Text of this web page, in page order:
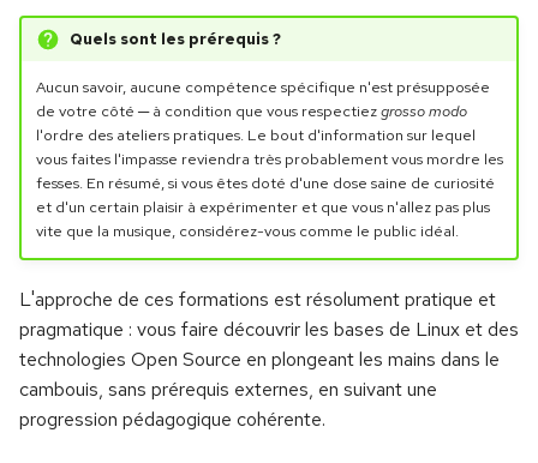
c
h
r
Slackware Linux
Red Hat, Fedora et
CentOS
Debian
Ubuntu
SUSE et OpenSUSE
Les systèmes BSD
Choisir sa distribution Linux
Visualiser : more et less
Créer : touch et mkdir
Copier, déplacer et
renommer : cp et mv
Éditer des fichiers texte :
Vi
Travailler efficacement
Le fast-forward merge
Le merge commit
Gérer les conflits
Afficher l'historique
Rectifier le tir
Supprimer des fichiers
Se connecter à un
conteneur
Gérer les logs
Utiliser les registres
Construire une image
Compiler CMatrix
Conteneuriser CMatrix
CMatrix multiplateforme
Mon premier playbook
Un serveur web simple
Les handlers
Les variables
Facts et variables
implicites
Cibles hétérogènes
Quels sont les prérequis ?
Aucun savoir, aucune compétence spécifique n'est présupposée
de votre côté ─ à condition que vous respectiezgrosso modo
l'ordre des ateliers pratiques. Le bout d'information sur lequel
vous faites l'impasse reviendra très probablement vous mordre les
fesses. En résumé, si vous êtes doté d'une dose saine de curiosité
et d'un certain plaisir à expérimenter et que vous n'allez pas plus
vite que la musique, considérez-vous comme le public idéal.
L'approche de ces formations est résolument pratique et
pragmatique : vous faire découvrir les bases de Linux et des
technologies Open Source en plongeant les mains dans le
cambouis, sans prérequis externes, en suivant une
progression pédagogique cohérente.